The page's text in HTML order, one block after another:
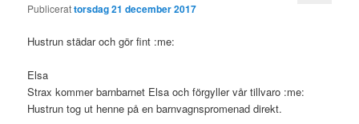
Publicerattorsdag 21 december 2017
Hustrun städar och gör fint :me:
Elsa
Strax kommer barnbarnet Elsa och förgyller vår tillvaro :me:
Hustrun tog ut henne på en barnvagnspromenad direkt.